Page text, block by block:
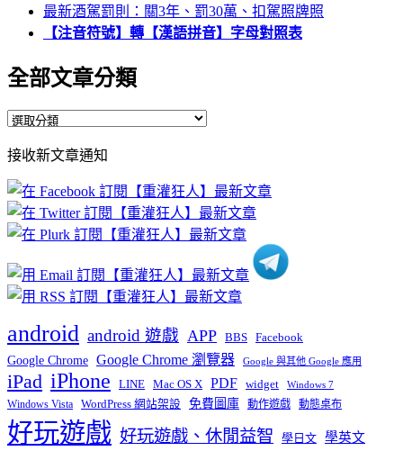
最新酒駕罰則：關3年、罰30萬、扣駕照牌照
【注音符號】轉【漢語拼音】字母對照表
全部文章分類
全
文
章
分
類
接收新文章通知
android android 遊戲 APP BBS Facebook
Google Chrome Google Chrome 瀏覽器 Google 與其他 Google 應用
iPad iPhone LINE Mac OS X PDF widget Windows 7
Windows Vista WordPress 網站架設 免費圖庫 動作遊戲 動態桌布
好玩遊戲 好玩遊戲、休閒益智 學日文 學英文